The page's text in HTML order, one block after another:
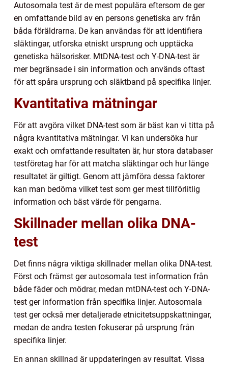
Autosomala test är de mest populära eftersom de ger
en omfattande bild av en persons genetiska arv från
båda föräldrarna. De kan användas för att identifiera
släktingar, utforska etniskt ursprung och upptäcka
genetiska hälsorisker. MtDNA-test och Y-DNA-test är
mer begränsade i sin information och används oftast
för att spåra ursprung och släktband på specifika linjer.
Kvantitativa mätningar
För att avgöra vilket DNA-test som är bäst kan vi titta på
några kvantitativa mätningar. Vi kan undersöka hur
exakt och omfattande resultaten är, hur stora databaser
testföretag har för att matcha släktingar och hur länge
resultatet är giltigt. Genom att jämföra dessa faktorer
kan man bedöma vilket test som ger mest tillförlitlig
information och bäst värde för pengarna.
Skillnader mellan olika DNA-
test
Det finns några viktiga skillnader mellan olika DNA-test.
Först och främst ger autosomala test information från
både fäder och mödrar, medan mtDNA-test och Y-DNA-
test ger information från specifika linjer. Autosomala
test ger också mer detaljerade etnicitetsuppskattningar,
medan de andra testen fokuserar på ursprung från
specifika linjer.
En annan skillnad är uppdateringen av resultat. Vissa